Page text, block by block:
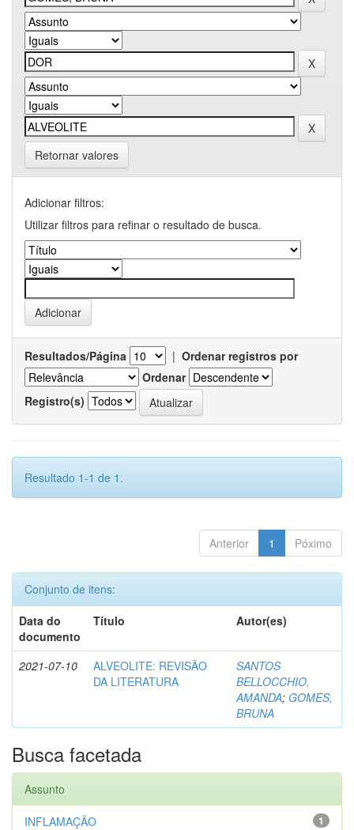
Retornar valores
Adicionar filtros:
Utilizar filtros para refinar o resultado de busca.
Resultados/Página | Ordenar registros por
Ordenar
Registro(s)
Resultado 1-1 de 1.
Anterior 1 Póximo
Conjunto de itens:
Data do
documento
Título Autor(es)
2021-07-10
ALVEOLITE: REVISÃO
DA LITERATURA
SANTOS
BELLOCCHIO,
AMANDA; GOMES,
BRUNA
Busca facetada
Assunto
1
INFLAMAÇÃO